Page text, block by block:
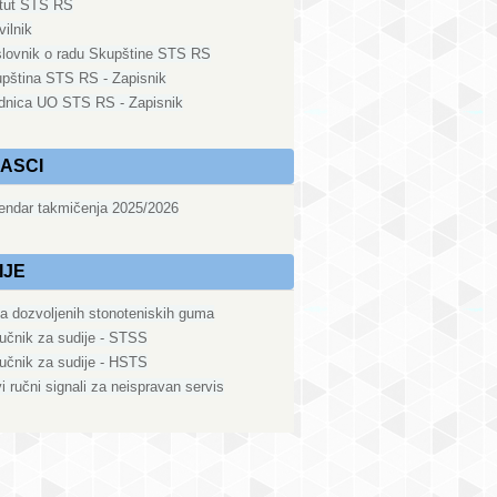
STS RS
o radu Skupštine STS RS
STS RS - Zapisnik
UO STS RS - Zapisnik
takmičenja 2025/2026
dozvoljenih stonoteniskih guma
za sudije - STSS
za sudije - HSTS
ručni signali za neispravan servis